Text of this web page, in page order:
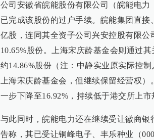
公司安徽省皖能股份有限公司（皖能电力
已完成该股份的过户手续。皖能集团直
亿股，连同其全资子公司兴安控股有限
10.65%股份。上海宋庆龄基金会则通过
约14.86%股份（注：中静实业原实际控
上海宋庆龄基金会，但继续保留经营权
一步下降至16.92%，持续低于港交所上市
与此同时，皖能电力还在继续受让徽商
告称，其已受让铜峰电子、丰乐种业（